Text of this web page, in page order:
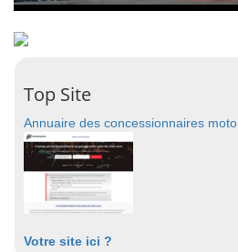
Top Site
Annuaire des concessionnaires moto
Votre site ici ?